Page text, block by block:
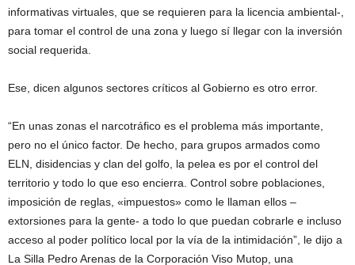
informativas virtuales, que se requieren para la licencia ambiental-,
para tomar el control de una zona y luego sí llegar con la inversión
social requerida.
Ese, dicen algunos sectores críticos al Gobierno es otro error.
“En unas zonas el narcotráfico es el problema más importante,
pero no el único factor. De hecho, para grupos armados como
ELN, disidencias y clan del golfo, la pelea es por el control del
territorio y todo lo que eso encierra. Control sobre poblaciones,
imposición de reglas, «impuestos» como le llaman ellos –
extorsiones para la gente- a todo lo que puedan cobrarle e incluso
acceso al poder político local por la vía de la intimidación”, le dijo a
La Silla Pedro Arenas de la Corporación Viso Mutop, una